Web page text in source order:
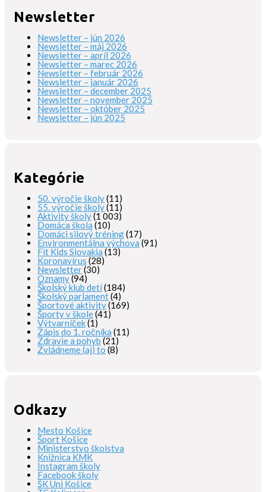
Newsletter
Newsletter – jún 2026
Newsletter – máj 2026
Newsletter – apríl 2026
Newsletter – marec 2026
Newsletter – február 2026
Newsletter – január 2026
Newsletter – december 2025
Newsletter – november 2025
Newsletter – október 2025
Newsletter – jún 2025
Kategórie
50. výročie školy(11)
55. výročie školy(11)
Aktivity školy(1 003)
Domáca škola (10)
Domáci silový tréning(17)
Environmentálna výchova (91)
Fit Kids Slovakia (13)
Koronavírus (28)
Newsletter(30)
Oznamy(94)
Školský klub detí(184)
Školský parlament(4)
Športové aktivity(169)
Športy v škole(41)
Výtvarníček(1)
Zápis do 1. ročníka (11)
Zdravie a pohyb (21)
Zvládneme (aj) to (8)
Odkazy
Mesto Košice
Šport Košice
Ministerstvo školstva
Knižnica KMK
Instagram školy
Facebook školy
ŠK Uni Košice